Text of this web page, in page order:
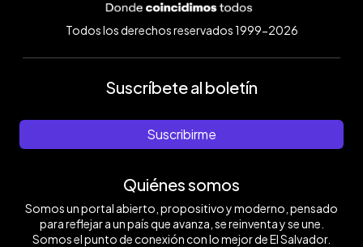
Todos los derechos reservados 1999-2026
Suscríbete al boletín
Suscribirme
Quiénes somos
Somos un portal abierto, propositivo y moderno, pensado
para reflejar a un país que avanza, se reinventa y se une.
Somos el punto de conexión con lo mejor de El Salvador.